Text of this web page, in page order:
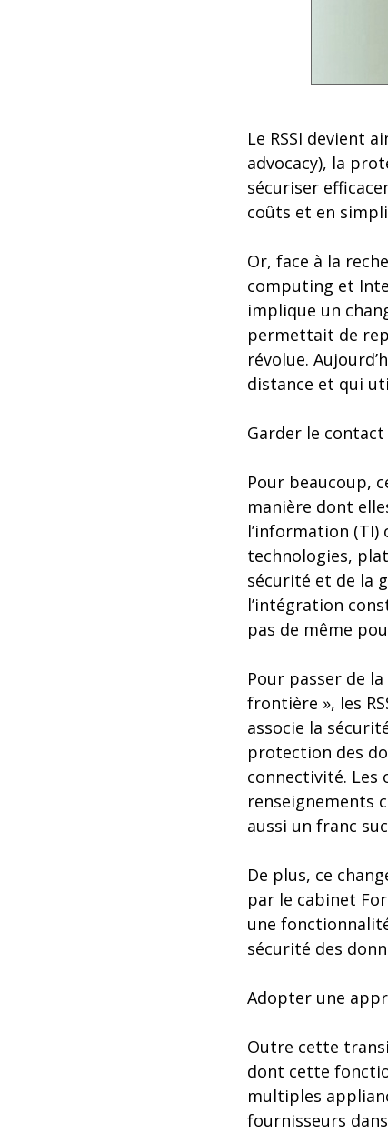
Le RSSI devient
advocacy), la
sécuriser
coûts et en
Or, face à la
computing et
implique un
permettait de
révolue.
distance et qui
Garder le
Pour beaucoup,
manière dont
l’information
technologies,
sécurité et de la
l’intégration
pas de même
Pour passer de
frontière », les
associe la
protection des
connectivité. Les
renseignements
aussi un franc
De plus, ce
par le cabinet
une
sécurité des
Adopter une
Outre cette
dont cette
multiples
fournisseurs